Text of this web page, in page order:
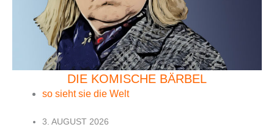
DIE KOMISCHE BÄRBEL
so sieht sie die Welt
3. AUGUST 2026